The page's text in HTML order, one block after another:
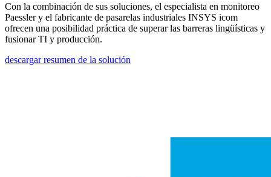
Con la combinación de sus soluciones, el especialista en monitoreo
Paessler y el fabricante de pasarelas industriales INSYS icom
ofrecen una posibilidad práctica de superar las barreras lingüísticas y
fusionar TI y producción.
descargar resumen de la solución